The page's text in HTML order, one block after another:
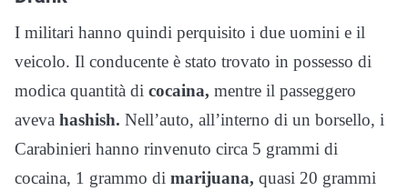
I militari hanno quindi perquisito i due uomini e il
veicolo. Il conducente è stato trovato in possesso di
modica quantità di cocaina, mentre il passeggero
aveva hashish. Nell’auto, all’interno di un borsello, i
Carabinieri hanno rinvenuto circa 5 grammi di
cocaina, 1 grammo di marijuana, quasi 20 grammi